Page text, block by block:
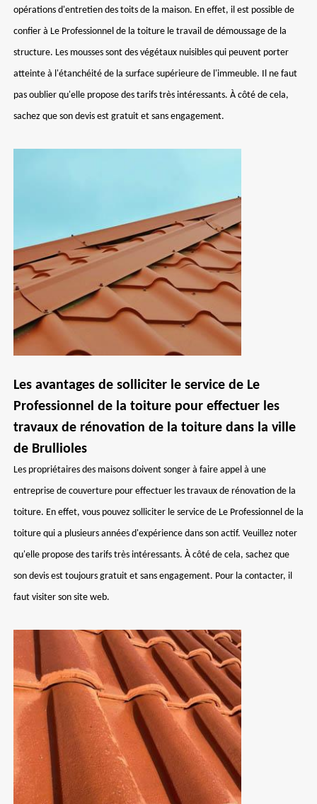
opérations d'entretien des toits de la maison. En effet, il est possible de
confier à Le Professionnel de la toiture le travail de démoussage de la
structure. Les mousses sont des végétaux nuisibles qui peuvent porter
atteinte à l'étanchéité de la surface supérieure de l'immeuble. Il ne faut
pas oublier qu'elle propose des tarifs très intéressants. À côté de cela,
sachez que son devis est gratuit et sans engagement.
Les avantages de solliciter le service de Le
Professionnel de la toiture pour effectuer les
travaux de rénovation de la toiture dans la ville
de Brullioles
Les propriétaires des maisons doivent songer à faire appel à une
entreprise de couverture pour effectuer les travaux de rénovation de la
toiture. En effet, vous pouvez solliciter le service de Le Professionnel de la
toiture qui a plusieurs années d'expérience dans son actif. Veuillez noter
qu'elle propose des tarifs très intéressants. À côté de cela, sachez que
son devis est toujours gratuit et sans engagement. Pour la contacter, il
faut visiter son site web.